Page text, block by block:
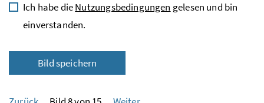
Ich habe dieNutzungsbedingungen gelesen und bin
einverstanden.
Bild speichern